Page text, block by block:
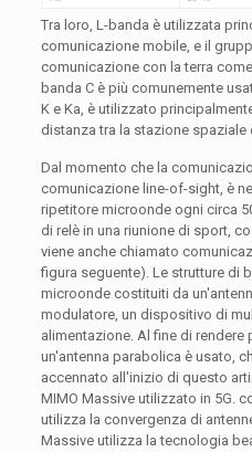
Tra loro, L-banda è utilizzata
comunicazione mobile, e il
comunicazione con la terra
banda C è più comunemente
K e Ka, è utilizzato
distanza tra la stazione spaziale
Dal momento che la
comunicazione line-of-sight, è
ripetitore microonde ogni circa
di relè in una riunione di sport,
viene anche chiamato
figura seguente). Le strutture di
microonde costituiti da
modulatore, un dispositivo di
alimentazione. Al fine di rendere
un'antenna parabolica è usato,
accennato all'inizio di questo
MIMO Massive utilizzato in 5G.
utilizza la convergenza di
Massive utilizza la tecnologia